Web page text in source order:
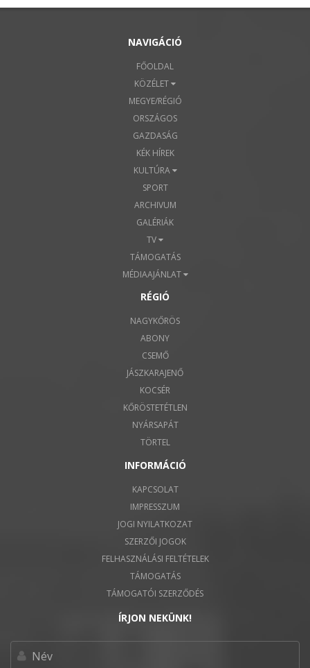
NAVIGÁCIÓ
FŐOLDAL
KÖZÉLET
MEGYE/RÉGIÓ
ORSZÁGOS
GAZDASÁG
KÉK HÍREK
KULTÚRA
SPORT
ARCHIVUM
GALÉRIÁK
TV
TÁMOGATÁS
MÉDIAAJÁNLAT
RÉGIÓ
NAGYKŐRÖS
ABONY
CSEMŐ
JÁSZKARAJENŐ
KOCSÉR
KŐRÖSTETÉTLEN
NYÁRSAPÁT
TÖRTEL
INFORMÁCIÓ
KAPCSOLAT
IMPRESSZUM
JOGI NYILATKOZAT
SZERZŐI JOGOK
FELHASZNÁLÁSI FELTÉTELEK
TÁMOGATÁS
TÁMOGATÓI SZERZŐDÉS
ÍRJON NEKÜNK!